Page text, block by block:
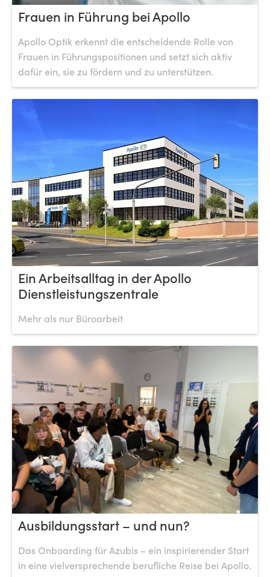
Frauen in Führung bei Apollo
Apollo Optik erkennt die entscheidende Rolle von
Frauen in Führungspositionen und setzt sich aktiv
dafür ein, sie zu fördern und zu unterstützen.
Ein Arbeitsalltag in der Apollo
Dienstleistungszentrale
Mehr als nur Büroarbeit
Ausbildungsstart – und nun?
Das Onboarding für Azubis – ein inspirierender Start
in eine vielversprechende berufliche Reise bei Apollo.